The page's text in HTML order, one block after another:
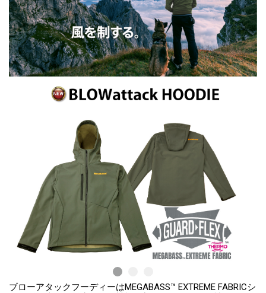
ブローアタックフーディーはMEGABASS™ EXTREME FABRICシ